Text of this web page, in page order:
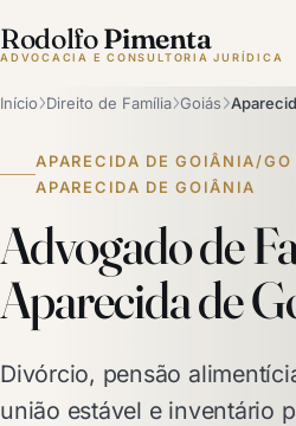
RodolfoPimenta
ADVOCACIA E CONSULTORIA JURÍDICA
Início Direito de Família Goiás
APARECIDA DE GOIÂNIA/GO
APARECIDA DE GOIÂNIA
Advogado de
Aparecida de
Divórcio, pensão
união estável e inventário